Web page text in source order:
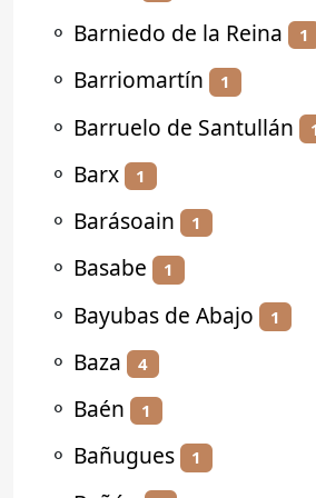
⚬ Barniedo de la Reina 1
⚬ Barriomartín 1
⚬ Barruelo de Santullán
⚬ Barx 1
⚬ Barásoain 1
⚬ Basabe 1
⚬ Bayubas de Abajo 1
⚬ Baza 4
⚬ Baén 1
⚬ Bañugues 1